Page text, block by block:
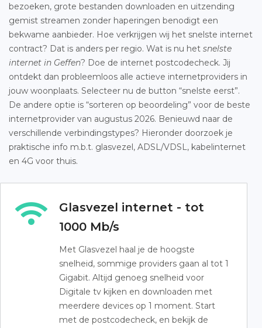
bezoeken, grote bestanden downloaden en uitzending
gemist streamen zonder haperingen benodigt een
bekwame aanbieder. Hoe verkrijgen wij het snelste internet
contract? Dat is anders per regio. Wat is nu het snelste
internet in Geffen? Doe de internet postcodecheck. Jij
ontdekt dan probleemloos alle actieve internetproviders in
jouw woonplaats. Selecteer nu de button “snelste eerst”.
De andere optie is “sorteren op beoordeling” voor de beste
internetprovider van augustus 2026. Benieuwd naar de
verschillende verbindingstypes? Hieronder doorzoek je
praktische info m.b.t. glasvezel, ADSL/VDSL, kabelinternet
en 4G voor thuis.
Glasvezel internet - tot
1000 Mb/s
Met Glasvezel haal je de hoogste
snelheid, sommige providers gaan al tot 1
Gigabit. Altijd genoeg snelheid voor
Digitale tv kijken en downloaden met
meerdere devices op 1 moment. Start
met de postcodecheck, en bekijk de